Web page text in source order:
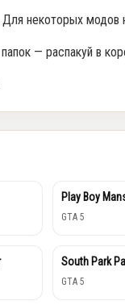
Для некоторых
— распакуй в
Play Boy
GTA 5
South Park
GTA 5